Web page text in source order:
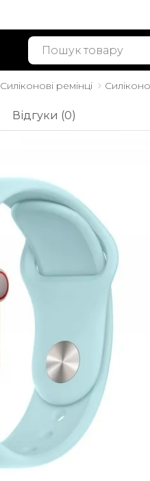
Силіконові ремінці
Відгуки (0)